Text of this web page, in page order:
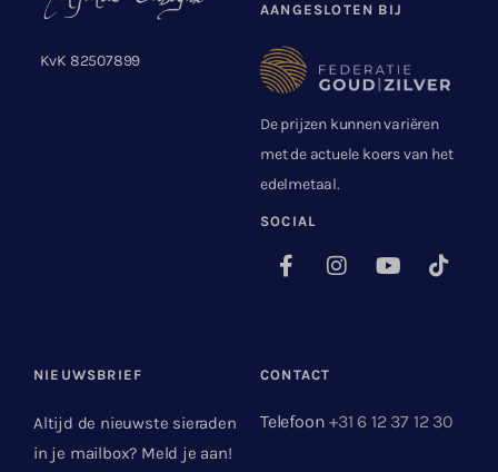
KvK 82507899
AANGESLOTEN BIJ
De prijzen kunnen variëren
met de actuele koers van het
edelmetaal.
SOCIAL
NIEUWSBRIEF
Altijd de nieuwste sieraden
in je mailbox? Meld je aan!
CONTACT
Telefoon +31 6 12 37 12 30